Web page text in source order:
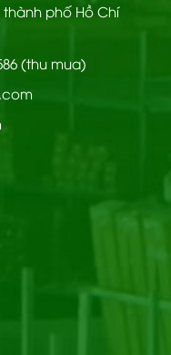
thành phố Hồ Chí
(thu mua)